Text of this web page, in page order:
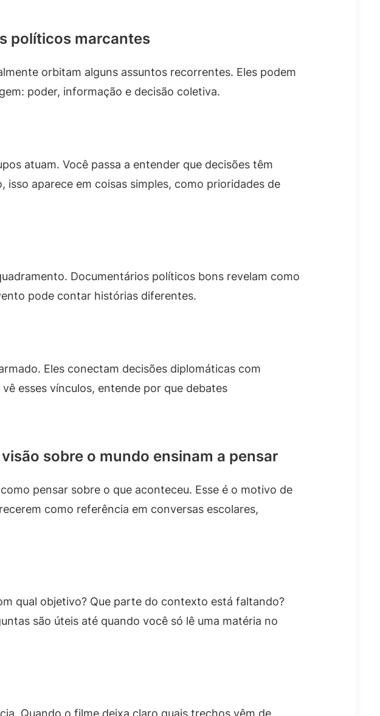
políticos marcantes
orbitam alguns assuntos recorrentes. Eles podem
poder, informação e decisão coletiva.
atuam. Você passa a entender que decisões têm
aparece em coisas simples, como prioridades de
Documentários políticos bons revelam como
pode contar histórias diferentes.
Eles conectam decisões diplomáticas com
esses vínculos, entende por que debates
sobre o mundo ensinam a pensar
pensar sobre o que aconteceu. Esse é o motivo de
como referência em conversas escolares,
qual objetivo? Que parte do contexto está faltando?
são úteis até quando você só lê uma matéria no
Quando o filme deixa claro quais trechos vêm de